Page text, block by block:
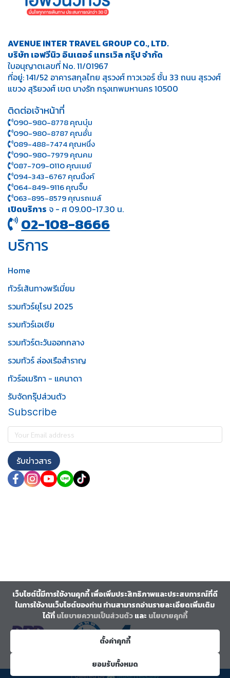
AVENUE INTER TRAVEL GROUP CO., LTD.
บริษัท เอฟวีนิว อินเตอร์ แทรเวิล กรุ๊ป จำกัด
ใบอนุญาตเลขที่ No. 11/01967
ที่อยู่: 141/52 อาคารสกุลไทย สุรวงศ์ ทาวเวอร์ ชั้น 33 ถนน สุรวงศ์
แขวง สุริยวงศ์ เขต บางรัก กรุงเทพมหานคร 10500
ติดต่อเจ้าหน้าที่
090-980-8778 คุณบุ๋ม
090-980-8787 คุณอั๋น
089-488-7474 คุณหนึ่ง
090-980-7979 คุณคม
087-709-0110 คุณเมย์
094-343-6767 คุณนิ้งค์
064-849-9116 คุณจิ๊บ
063-895-8 579คุณรถเมล์
เปิดบริการ จ - ศ 09.00-17.30 น.
02-108-8666
บริการ
Home
ทัวร์เส้นทางพรีเมี่ยม
รวมทัวร์ยุโรป 2025
รวมทัวร์เอเชีย
รวมทัวร์ตะวันออกกลาง
รวมทัวร์ ล่องเรือสำราญ
ทัวร์อเมริกา - แคนาดา
รับจัดกรุ๊ปส่วนตัว
Subscribe
รับข่าวสาร
เว็บไซต์นี้มีการใช้งานคุกกี้ เพื่อเพิ่มประสิทธิภาพและประสบการณ์ที่ดี
ในการใช้งานเว็บไซต์ของท่าน ท่านสามารถอ่านรายละเอียดเพิ่มเติม
ได้ที่นโยบายความเป็นส่วนตัวและ นโยบายคุกกี้
ตั้งค่าคุกกี้
ยอมรับทั้งหมด